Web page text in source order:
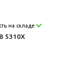
на складе
5310X